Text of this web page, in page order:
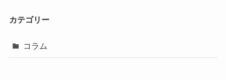
カテゴリー
コラム